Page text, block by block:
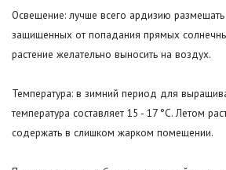
Освещение: лучше всего ардизию
защищенных от попадания прямых
растение желательно выносить на воздух.
Температура: в зимний период для
температура составляет 15 - 17 °С. Летом
содержать в слишком жарком помещении.